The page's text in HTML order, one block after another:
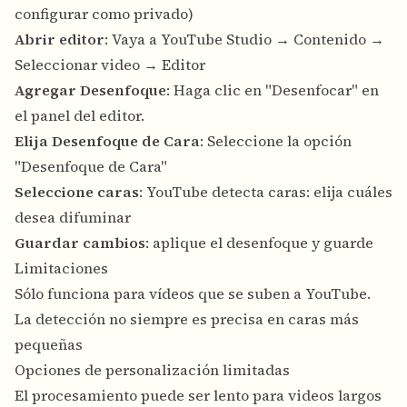
configurar como privado)
Abrir editor: Vaya a YouTube Studio → Contenido →
Seleccionar video → Editor
Agregar Desenfoque: Haga clic en "Desenfocar" en
el panel del editor.
Elija Desenfoque de Cara: Seleccione la opción
"Desenfoque de Cara"
Seleccione caras: YouTube detecta caras: elija cuáles
desea difuminar
Guardar cambios: aplique el desenfoque y guarde
Limitaciones
Sólo funciona para vídeos que se suben a YouTube.
La detección no siempre es precisa en caras más
pequeñas
Opciones de personalización limitadas
El procesamiento puede ser lento para videos largos